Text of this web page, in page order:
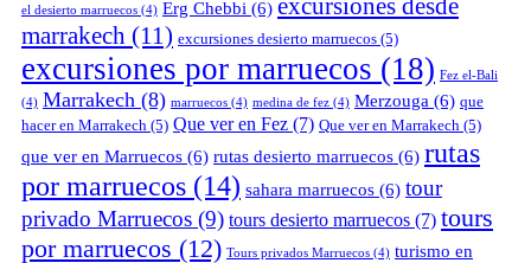
el desierto marruecos (4) Erg Chebbi (6) excursiones desde
marrakech (11) excursiones desierto marruecos (5)
excursiones por marruecos (18) Fez el-Bali
(4) Marrakech (8) marruecos (4) medina de fez (4) Merzouga (6) que
hacer en Marrakech (5) Que ver en Fez (7) Que ver en Marrakech (5)
que ver en Marruecos (6) rutas desierto marruecos (6) rutas
por marruecos (14) sahara marruecos (6) tour
privado Marruecos (9) tours desierto marruecos (7) tours
por marruecos (12) Tours privados Marruecos (4) turismo en